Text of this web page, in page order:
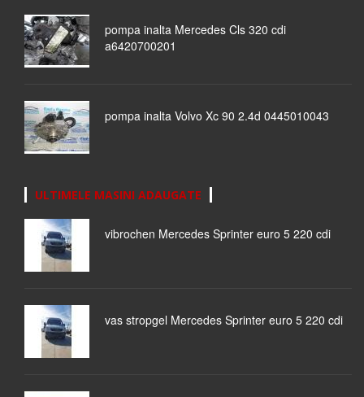
pompa inalta Mercedes Cls 320 cdi
a6420700201
pompa inalta Volvo Xc 90 2.4d 0445010043
ULTIMELE MASINI ADAUGATE
vibrochen Mercedes Sprinter euro 5 220 cdi
vas stropgel Mercedes Sprinter euro 5 220 cdi